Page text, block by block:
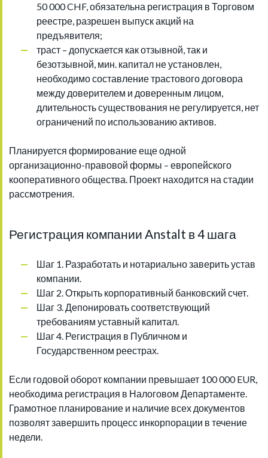
50 000 CHF, обязательна регистрация в Торговом
реестре, разрешен выпуск акций на
предъявителя;
траст – допускается как отзывной, так и
безотзывной, мин. капитал не установлен,
необходимо составление трастового договора
между доверителем и доверенным лицом,
длительность существования не регулируется, нет
ограничений по использованию активов.
Планируется формирование еще одной
организационно-правовой формы – европейского
кооперативного общества. Проект находится на стадии
рассмотрения.
Регистрация компании Anstalt в 4 шага
Шаг 1. Разработать и нотариально заверить устав
компании.
Шаг 2. Открыть корпоративный банковский счет.
Шаг 3. Депонировать соответствующий
требованиям уставный капитал.
Шаг 4. Регистрация в Публичном и
Государственном реестрах.
Если годовой оборот компании превышает 100 000 EUR,
необходима регистрация в Налоговом Департаменте.
Грамотное планирование и наличие всех документов
позволят завершить процесс инкорпорации в течение
недели.